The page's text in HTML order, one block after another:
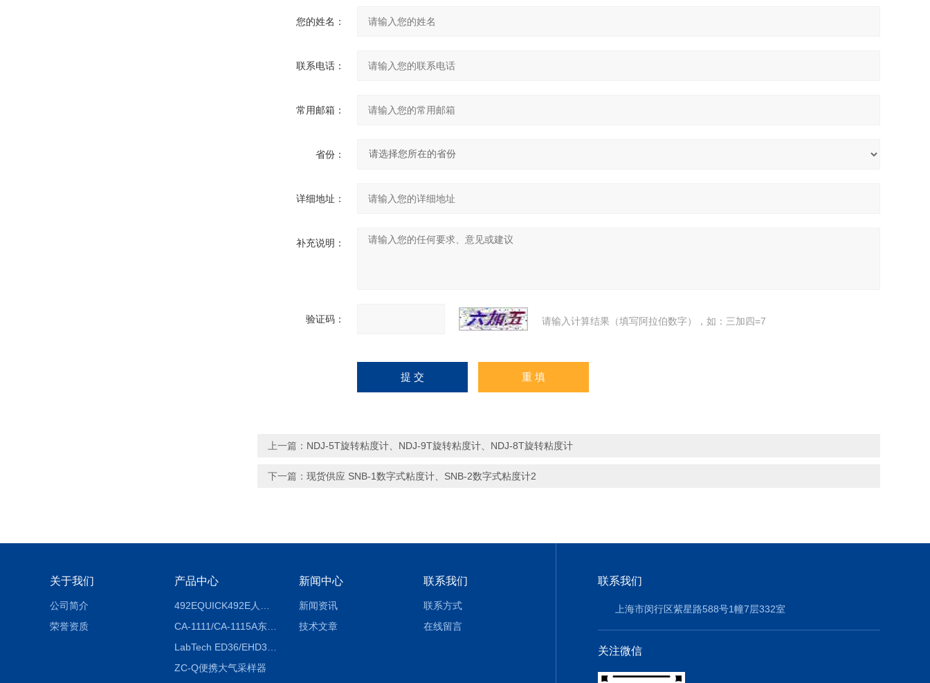
您的姓名：
联系电话：
常用邮箱：
省份：
详细地址：
补充说明：
验证码： 请输入计算结果（填写阿拉伯数字），如：三加四=7
上一篇： NDJ-5T旋转粘度计、NDJ-9T旋转粘度计、NDJ-8T旋转粘度计
下一篇： 现货供应 SNB-1数字式粘度计、SNB-2数字式粘度计2
关于我们
公司简介
荣誉资质
产品中心
CA-1111/CA-1115A东京理化EYELA CA-1111/CA-1115A冷却水循环装置
ZC-Q便携大气采样器
新闻中心
新闻资讯
技术文章
联系我们
联系方式
在线留言
联系我们
上海市闵行区紫星路588号1幢7层332室
关注微信